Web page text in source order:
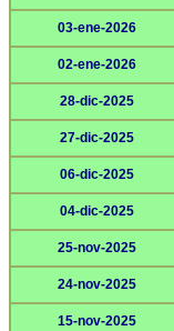
03-ene-2026
02-ene-2026
28-dic-2025
27-dic-2025
06-dic-2025
04-dic-2025
25-nov-2025
24-nov-2025
15-nov-2025